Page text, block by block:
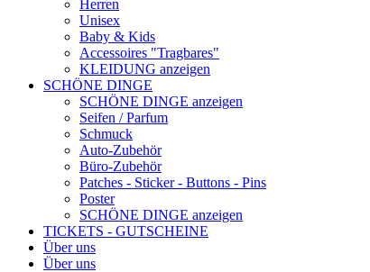
Herren
Unisex
Baby & Kids
Accessoires "Tragbares"
KLEIDUNG anzeigen
SCHÖNE DINGE
SCHÖNE DINGE anzeigen
Seifen / Parfum
Schmuck
Auto-Zubehör
Büro-Zubehör
Patches - Sticker - Buttons - Pins
Poster
SCHÖNE DINGE anzeigen
TICKETS - GUTSCHEINE
Über uns
Über uns